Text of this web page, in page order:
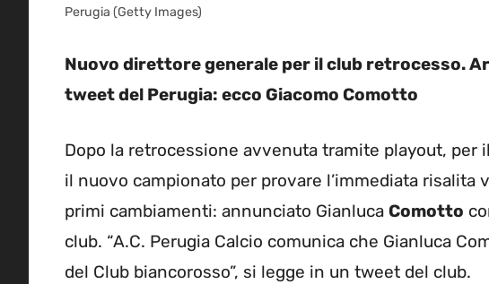
Perugia (Getty Images)
Nuovo direttore generale per il club retrocesso.
tweet del Perugia: ecco Giacomo Comotto
Dopo la retrocessione avvenuta tramite playout, per
il nuovo campionato per provare l’immediata risalita
primi cambiamenti: annunciato Gianluca Comotto
club. “A.C. Perugia Calcio comunica che Gianluca
del Club biancorosso”, si legge in un tweet del club.